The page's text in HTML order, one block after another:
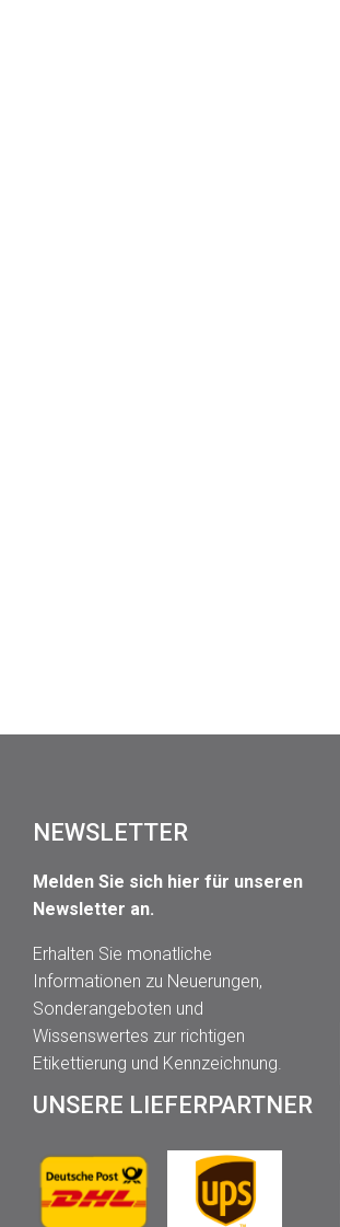
NEWSLETTER
Melden Sie sich hier für unseren
Newsletter an.
Erhalten Sie monatliche
Informationen zu Neuerungen,
Sonderangeboten und
Wissenswertes zur richtigen
Etikettierung und Kennzeichnung.
UNSERE LIEFERPARTNER